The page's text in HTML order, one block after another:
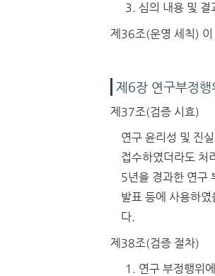
심의 내용 및 결
제36조(운영 세칙)
제6장 연구부정행
제37조(검증 시효)
연구 윤리성 및 진
접수하였더라도 처
5년을 경과한 연구
발표 등에 사용하
다.
제38조(검증 절차)
연구 부정행위